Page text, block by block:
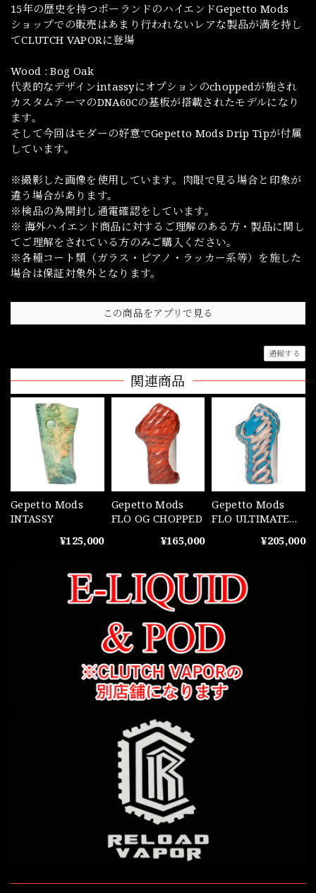
15年の歴史を持つポーランドのハイエンドGepetto Mods
ショップでの販売はあまり行われないレアな製品が満を持し
てCLUTCH VAPORに登場
Wood : Bog Oak
代表的なデザインintassyにオプションのchoppedが施され
カスタムテーマのDNA60Cの基板が搭載されたモデルになり
ます。
そして今回はモダーの好意でGepetto Mods Drip Tipが付属
しています。
※撮影した画像を使用しています。肉眼で見る場合と印象が
違う場合があります。
※検品の為開封し通電確認をしています。
※ 海外ハイエンド商品に対するご理解のある方・製品に関し
てご理解をされている方のみご購入ください。
※各種コート類（ガラス・ピアノ・ラッカー系等）を施した
場合は保証対象外となります。
この商品をアプリで見る
通報する
関連商品
Gepetto Mods
INTASSY
¥125,000
Gepetto Mods
FLO OG CHOPPED
¥165,000
Gepetto Mods
FLO ULTIMATE
¥205,000